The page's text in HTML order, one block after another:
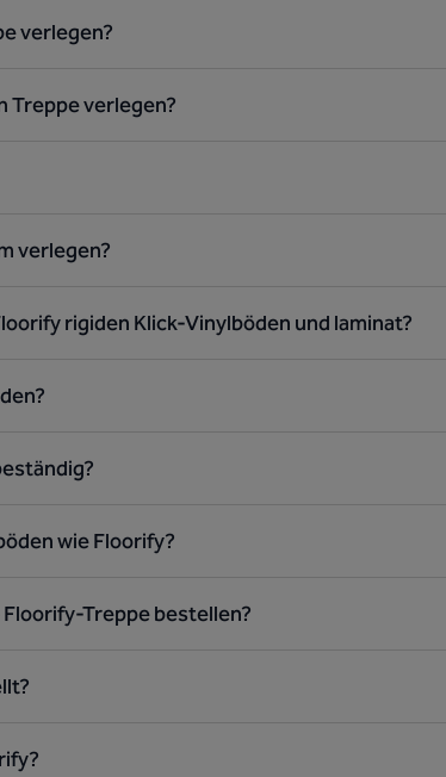
verlegen?
Treppe verlegen?
verlegen?
rigiden Klick-Vinylböden und laminat?
wie Floorify?
Treppe bestellen?